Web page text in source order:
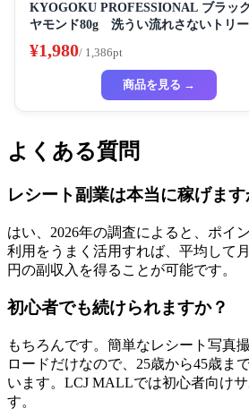
KYOGOKU PROFESSIONAL ブラックダイ
ヤモンド80g 洗うい流れさないトリ
ト ヘアスプレー アルガンオイル協力す
質の改善スプレー)
¥1,980/ 1,386pt
商品を見る →
よくある質問
レシート副業は本当に稼げます
はい、2026年の調査によると、ポイ
利用をうまく活用すれば、平均して
円の副収入を得ることが可能です。
初心者でも続けられますか？
もちろんです。簡単なレシート写真
ロードだけなので、25歳から45歳ま
います。LCJ MALLでは初心者向け
す。